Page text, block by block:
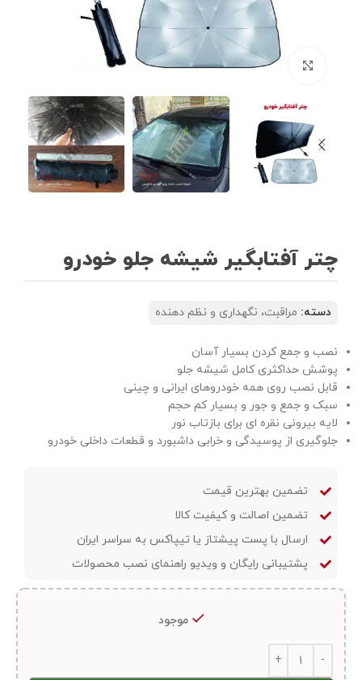
بزرگنمایی تصویر
چتر آفتابگیر شیشه جلو خودرو
دسته: مراقبت، نگهداری و نظم دهنده
نصب و جمع کردن بسیار آسان
پوشش حداکثری کامل شیشه جلو
قابل نصب روی همه خودروهای ایرانی و چینی
سبک و جمع و جور و بسیار کم حجم
لایه بیرونی نقره ای برای بازتاب نور
جلوگیری از پوسیدگی و خرابی داشبورد و قطعات داخلی خودرو
تضمین بهترین قیمت
تضمین اصالت و کیفیت کالا
ارسال با پست پیشتاز یا تیپاکس به سراسر ایران
پشتیبانی رایگان و ویدیو راهنمای نصب محصولات
موجود